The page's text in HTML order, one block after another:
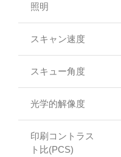
照明
スキャン速度
スキュー角度
光学的解像度
印刷コントラス
ト比(PCS)